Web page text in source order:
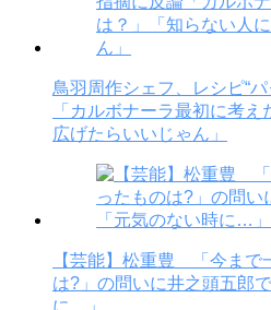
鳥羽周作シェフ、レシピ“
「カルボナーラ最初に考
広げたらいいじゃん」
【芸能】松重豊 「今まで
は?」の問いに井之頭五郎